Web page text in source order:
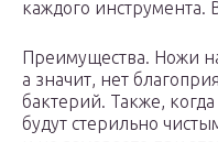
каждого инструмента.
Преимущества. Ножи
а значит, нет
бактерий. Также,
будут стерильно